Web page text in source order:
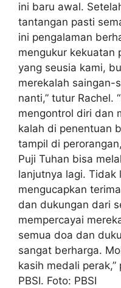
ini baru awal.
tantangan pasti
ini pengalaman
mengukur kekuatan
yang seusia kami,
merekalah saingan-
nanti,” tutur Rachel.
mengontrol diri dan
kalah di penentuan
tampil di
Puji Tuhan bisa
lanjutnya lagi. Tidak
mengucapkan
dan dukungan dari
mempercayai
semua doa dan
sangat berharga.
kasih medali
PBSI. Foto: PBSI